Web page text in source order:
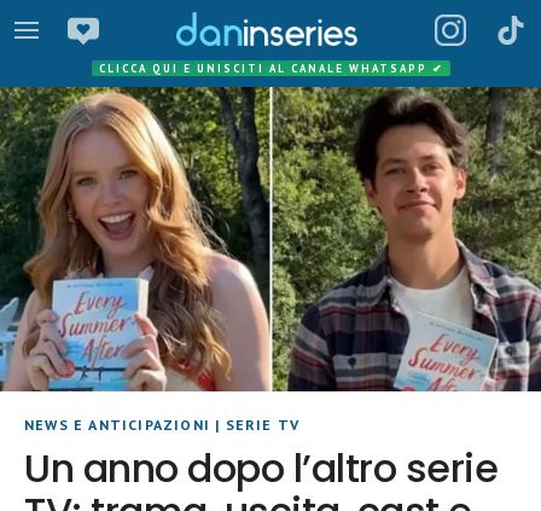
CLICCA QUI E UNISCITI AL CANALE WHATSAPP ✔
NEWS E ANTICIPAZIONI | SERIE TV
Un anno dopo l’altro serie